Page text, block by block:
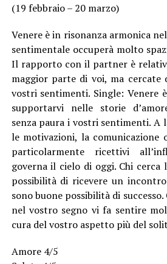
(19 febbraio – 20 marzo)
Venere è in risonanza armonica
sentimentale occuperà molto
Il rapporto con il partner è
maggior parte di voi, ma cercate
vostri sentimenti. Single: Venere
supportarvi nelle storie
senza paura i vostri sentimenti. A
le motivazioni, la comunicazione
particolarmente ricettivi
governa il cielo di oggi. Chi cerca
possibilità di ricevere un
sono buone possibilità di
nel vostro segno vi fa sentire
cura del vostro aspetto più del
Amore 4/5